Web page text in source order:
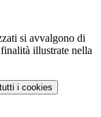
si avvalgono di
illustrate nella
i cookies